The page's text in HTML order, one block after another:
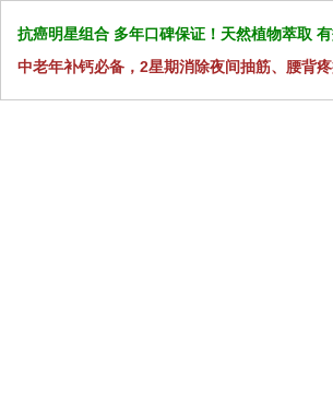
抗癌明星组合 多年口碑保证！天然植物萃取
中老年补钙必备，2星期消除夜间抽筋、腰背